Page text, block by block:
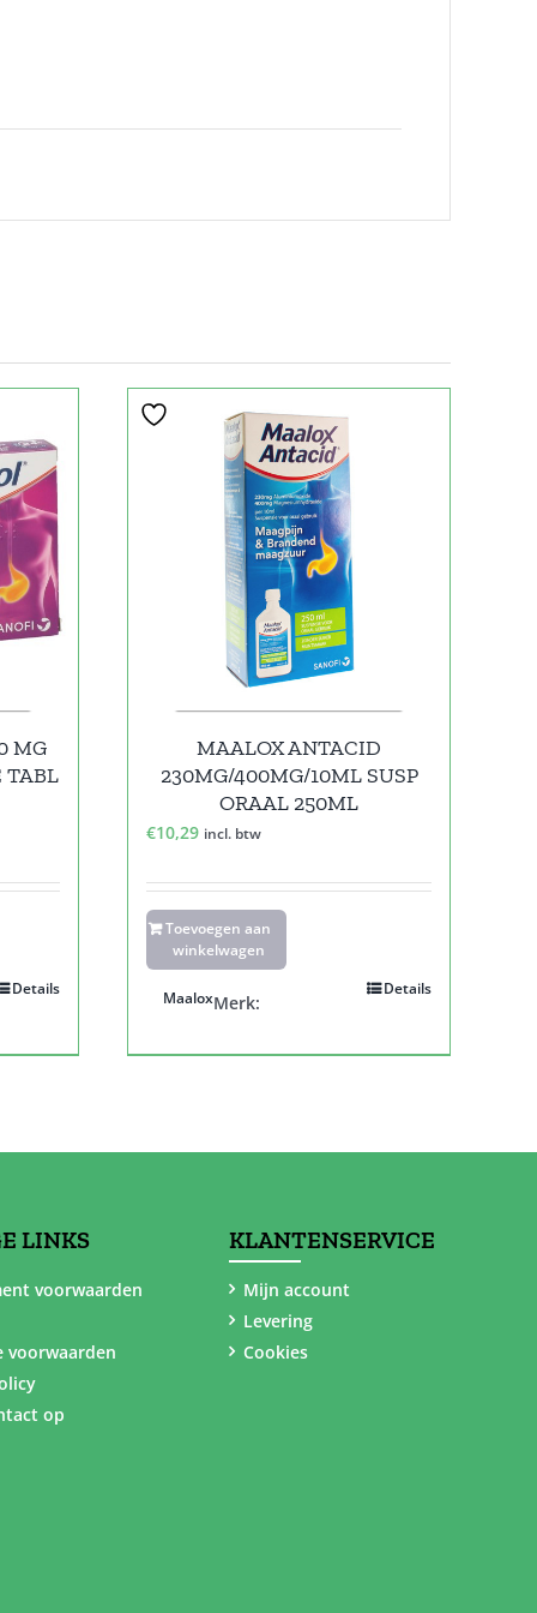
MG
TABL
Details
MAALOX ANTACID
230MG/400MG/10ML SUSP
ORAAL 250ML
€10,29 incl. btw
Toevoegen aan
winkelwagen
Details
Merk:
Maalox
LINKS
voorwaarden
voorwaarden
op
KLANTENSERVICE
Mijn account
Levering
Cookies